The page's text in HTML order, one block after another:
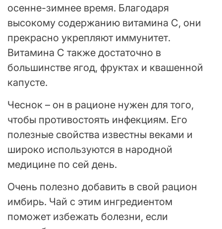
осенне-зимнее время. Благодаря
высокому содержанию витамина С, они
прекрасно укрепляют иммунитет.
Витамина С также достаточно в
большинстве ягод, фруктах и квашенной
капусте.
Чеснок – он в рационе нужен для того,
чтобы противостоять инфекциям. Его
полезные свойства известны веками и
широко используются в народной
медицине по сей день.
Очень полезно добавить в свой рацион
имбирь. Чай с этим ингредиентом
поможет избежать болезни, если